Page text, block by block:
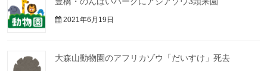
2021年6月19日
大森山動物園のアフリカゾウ「だいすけ」死去